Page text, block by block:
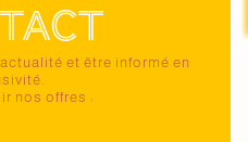
et être informé en
nos offres :